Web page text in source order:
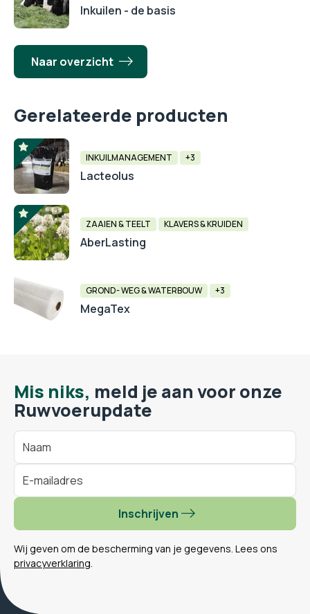
Inkuilen - de basis
Naar overzicht
Gerelateerde producten
INKUILMANAGEMENT +3
Lacteolus
ZAAIEN & TEELT KLAVERS & KRUIDEN
AberLasting
GROND- WEG & WATERBOUW +3
MegaTex
Mis niks, meld je aan voor onze
Ruwvoerupdate
Inschrijven
Wij geven om de bescherming van je gegevens. Lees ons
privacyverklaring.